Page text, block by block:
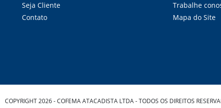
Seja Cliente
Contato
Trabalhe
Mapa do Site
COPYRIGHT 2026 - COFEMA ATACADISTA LTDA - TODOS OS DIREITOS